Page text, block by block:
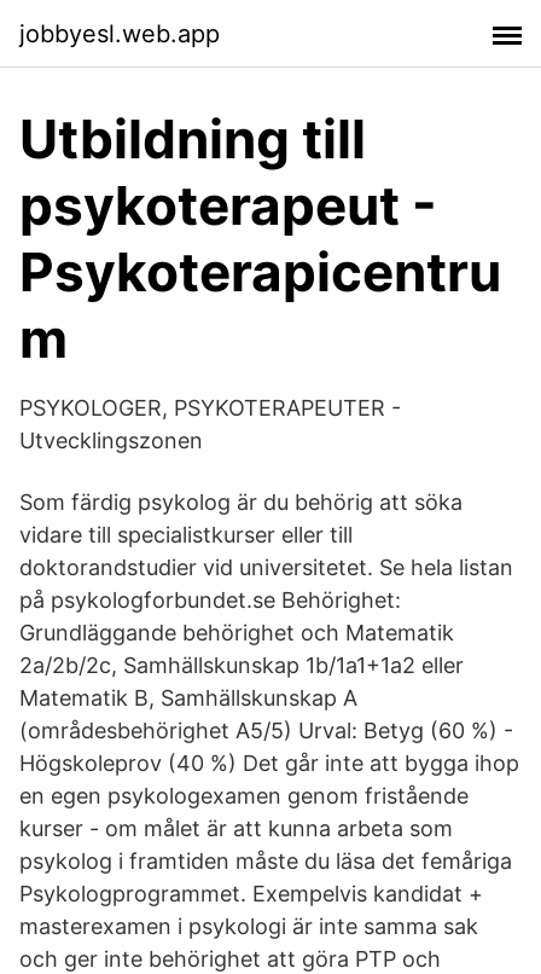
jobbyesl.web.app
Utbildning till
psykoterapeut -
Psykoterapicentru
m
PSYKOLOGER, PSYKOTERAPEUTER -
Utvecklingszonen
Som färdig psykolog är du behörig att söka
vidare till specialistkurser eller till
doktorandstudier vid universitetet. Se hela listan
på psykologforbundet.se Behörighet:
Grundläggande behörighet och Matematik
2a/2b/2c, Samhällskunskap 1b/1a1+1a2 eller
Matematik B, Samhällskunskap A
(områdesbehörighet A5/5) Urval: Betyg (60 %) -
Högskoleprov (40 %) Det går inte att bygga ihop
en egen psykologexamen genom fristående
kurser - om målet är att kunna arbeta som
psykolog i framtiden måste du läsa det femåriga
Psykologprogrammet. Exempelvis kandidat +
masterexamen i psykologi är inte samma sak
och ger inte behörighet att göra PTP och